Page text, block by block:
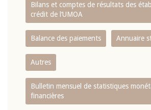
Bilans et comptes de résultats des
crédit de l‘UMOA
Balance des paiements Annuaire
Autres
Bulletin mensuel de statistiques
financières